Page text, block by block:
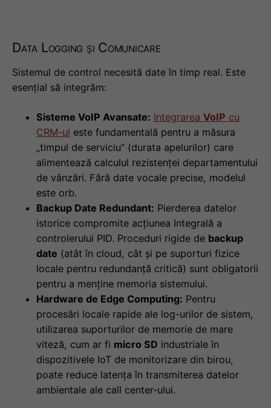
Data Logging și Comunicare
Sistemul de control necesită date în timp real. Este
esențial să integrăm:
Sisteme VoIP Avansate: Integrarea VoIP cu
CRM-ul este fundamentală pentru a măsura
„timpul de serviciu” (durata apelurilor) care
alimentează calculul rezistenței departamentului
de vânzări. Fără date vocale precise, modelul
este orb.
Backup Date Redundant: Pierderea datelor
istorice compromite acțiunea Integrală a
controlerului PID. Proceduri rigide de backup
date (atât în cloud, cât și pe suporturi fizice
locale pentru redundanță critică) sunt obligatorii
pentru a menține memoria sistemului.
Hardware de Edge Computing: Pentru
procesări locale rapide ale log-urilor de sistem,
utilizarea suporturilor de memorie de mare
viteză, cum ar fi micro SD industriale în
dispozitivele IoT de monitorizare din birou,
poate reduce latența în transmiterea datelor
ambientale ale call center-ului.